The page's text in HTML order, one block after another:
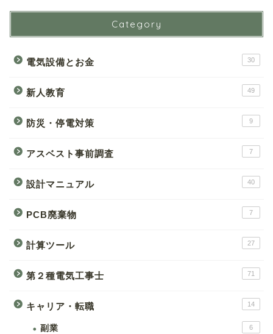
Category
電気設備とお金 30
新人教育 49
防災・停電対策 9
アスベスト事前調査 7
設計マニュアル 40
PCB廃棄物 7
計算ツール 27
第２種電気工事士 71
キャリア・転職 14
副業 6